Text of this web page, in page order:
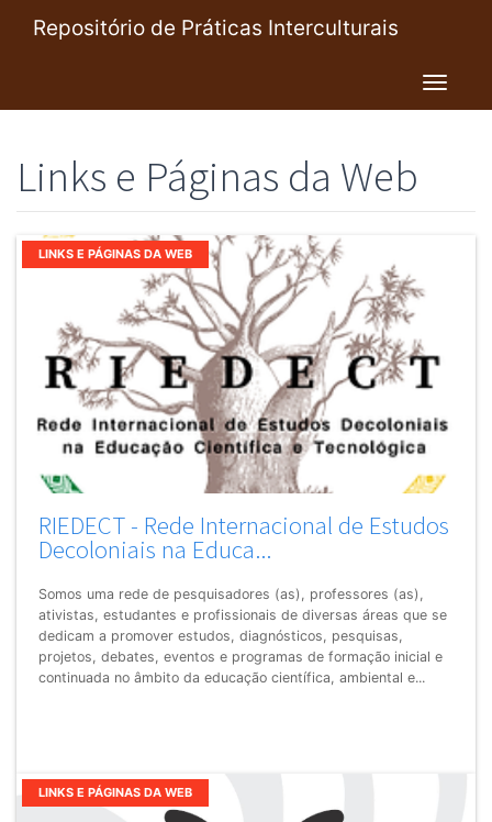
Pular
principal
Repositório de Práticas Interculturais
Links e Páginas da Web
LINKS E PÁGINAS DA WEB
RIEDECT - Rede Internacional de Estudos
Decoloniais na Educa...
Somos uma rede de pesquisadores (as), professores (as),
ativistas, estudantes e profissionais de diversas áreas que se
dedicam a promover estudos, diagnósticos, pesquisas,
projetos, debates, eventos e programas de formação inicial e
continuada no âmbito da educação científica, ambiental e...
LINKS E PÁGINAS DA WEB